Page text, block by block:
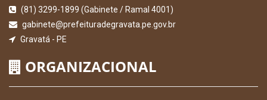
(81) 3299-1899 (Gabinete / Ramal 4001)
gabinete@prefeituradegravata.pe.gov.br
Gravatá - PE
ORGANIZACIONAL